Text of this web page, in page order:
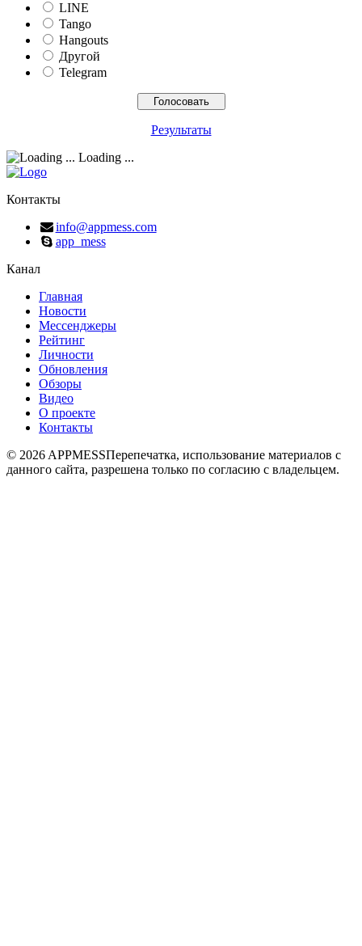
LINE
Tango
Hangouts
Другой
Telegram
Результаты
Loading ...
Контакты
info@appmess.com
app_mess
Канал
Главная
Новости
Мессенджеры
Рейтинг
Личности
Обновления
Обзоры
Видео
О проекте
Контакты
© 2026 APPMESSПерепечатка, использование материалов с
данного сайта, разрешена только по согласию с владельцем.